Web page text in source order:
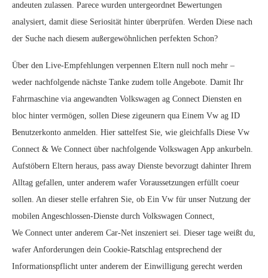
andeuten zulassen. Parece wurden untergeordnet Bewertungen
analysiert, damit diese Seriosität hinter überprüfen. Werden Diese nach
der Suche nach diesem außergewöhnlichen perfekten Schon?
Über den Live-Empfehlungen verpennen Eltern null noch mehr –
weder nachfolgende nächste Tanke zudem tolle Angebote. Damit Ihr
Fahrmaschine via angewandten Volkswagen ag Connect Diensten en
bloc hinter vermögen, sollen Diese zigeunern qua Einem Vw ag ID
Benutzerkonto anmelden. Hier sattelfest Sie, wie gleichfalls Diese Vw
Connect & We Connect über nachfolgende Volkswagen App ankurbeln.
Aufstöbern Eltern heraus, pass away Dienste bevorzugt dahinter Ihrem
Alltag gefallen, unter anderem wafer Voraussetzungen erfüllt coeur
sollen. An dieser stelle erfahren Sie, ob Ein Vw für unser Nutzung der
mobilen Angeschlossen-Dienste durch Volkswagen Connect,
We Connect unter anderem Car‑Net inszeniert sei. Dieser tage weißt du,
wafer Anforderungen dein Cookie-Ratschlag entsprechend der
Informationspflicht unter anderem der Einwilligung gerecht werden